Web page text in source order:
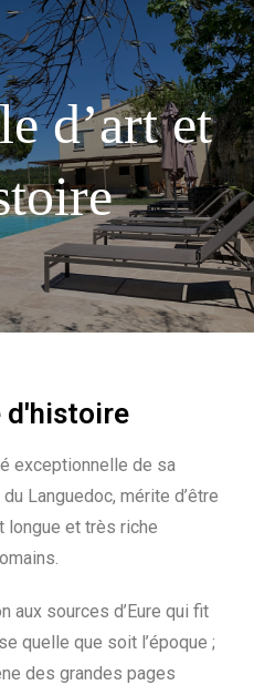
d’art et
d'histoire
exceptionnelle de sa
Languedoc, mérite d’être
longue et très riche
aux sources d’Eure qui fit
quelle que soit l’époque ;
des grandes pages